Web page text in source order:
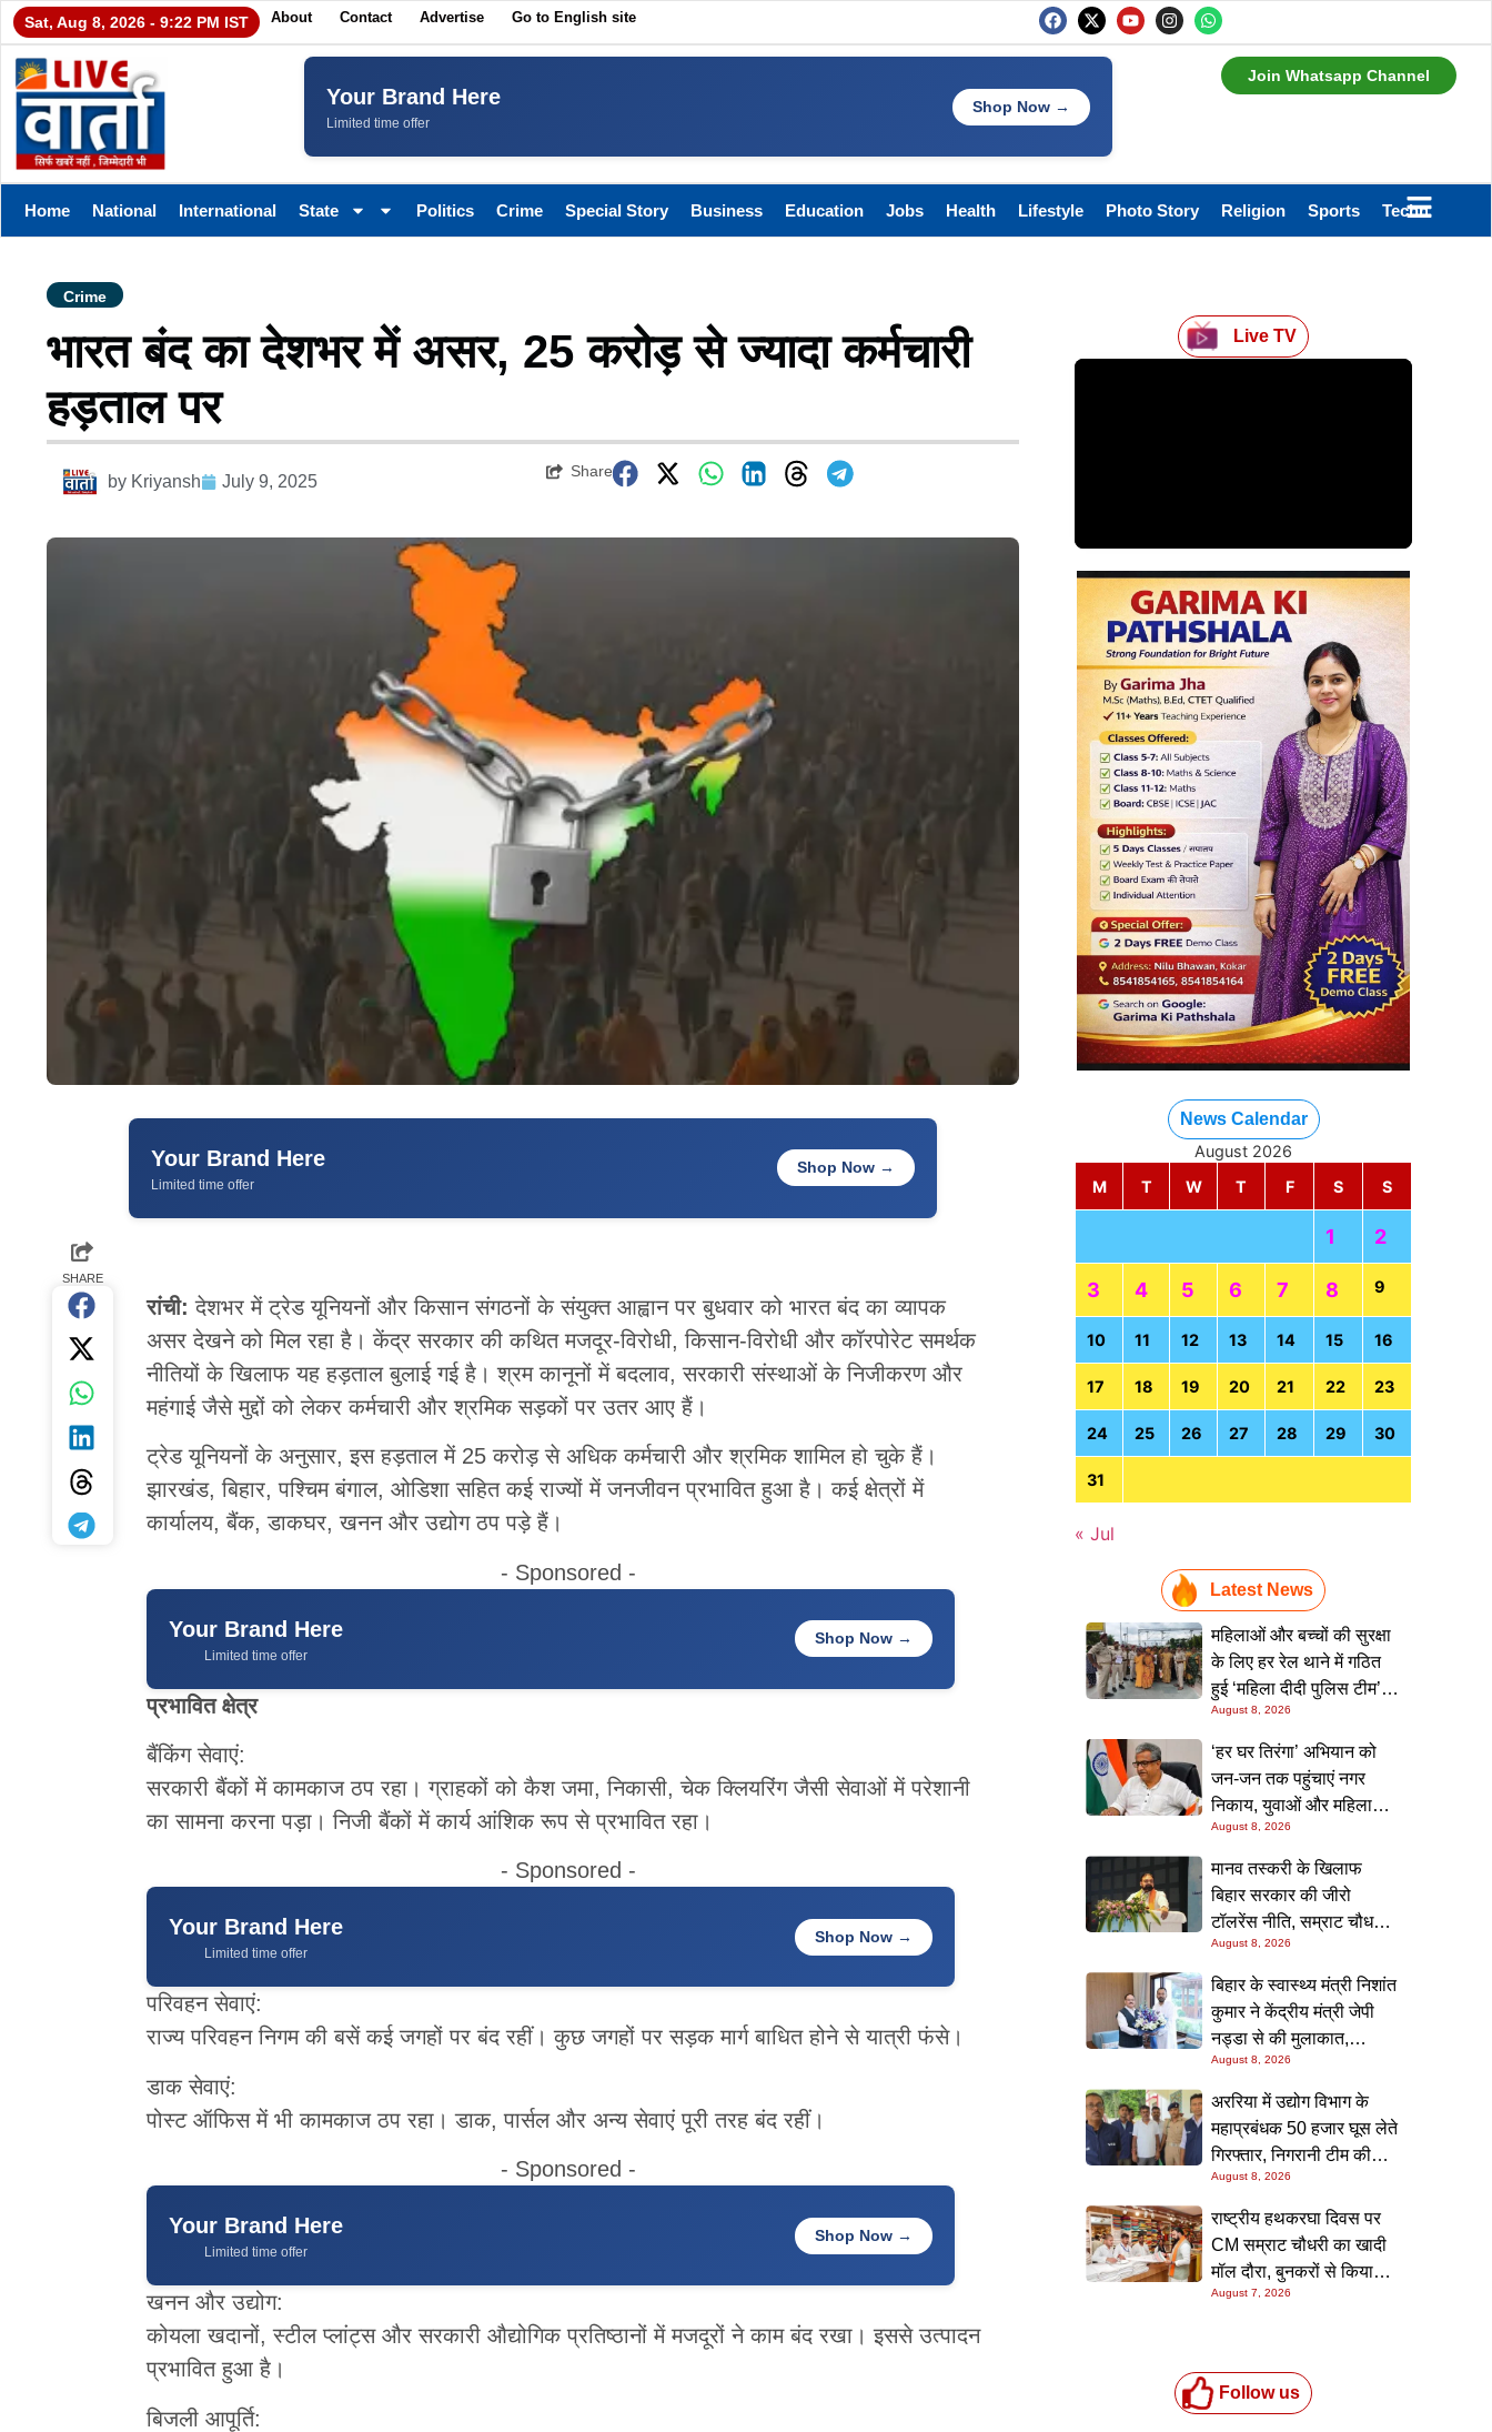
Sat, Aug 8, 2026 - 9:22 PM IST About Contact Advertise Go to English site
Your Brand Here
Limited time offer
Shop Now →
Join Whatsapp Channel
Home National International State Politics Crime Special Story Business Education Jobs Health Lifestyle Photo Story Religion Sports Technology
Crime
भारत बंद का देशभर में असर, 25 करोड़ से ज्यादा कर्मचारी
हड़ताल पर
by Kriyansh July 9, 2025
Share
Your Brand Here
Limited time offer
Shop Now →
SHARE
रांची: देशभर में ट्रेड यूनियनों और किसान संगठनों के संयुक्त आह्वान पर बुधवार को भारत बंद का व्यापक
असर देखने को मिल रहा है। केंद्र सरकार की कथित मजदूर-विरोधी, किसान-विरोधी और कॉरपोरेट समर्थक
नीतियों के खिलाफ यह हड़ताल बुलाई गई है। श्रम कानूनों में बदलाव, सरकारी संस्थाओं के निजीकरण और
महंगाई जैसे मुद्दों को लेकर कर्मचारी और श्रमिक सड़कों पर उतर आए हैं।
ट्रेड यूनियनों के अनुसार, इस हड़ताल में 25 करोड़ से अधिक कर्मचारी और श्रमिक शामिल हो चुके हैं।
झारखंड, बिहार, पश्चिम बंगाल, ओडिशा सहित कई राज्यों में जनजीवन प्रभावित हुआ है। कई क्षेत्रों में
कार्यालय, बैंक, डाकघर, खनन और उद्योग ठप पड़े हैं।
- Sponsored -
Your Brand Here
Limited time offer
Shop Now →
प्रभावित क्षेत्र
बैंकिंग सेवाएं:
सरकारी बैंकों में कामकाज ठप रहा। ग्राहकों को कैश जमा, निकासी, चेक क्लियरिंग जैसी सेवाओं में परेशानी
का सामना करना पड़ा। निजी बैंकों में कार्य आंशिक रूप से प्रभावित रहा।
- Sponsored -
Your Brand Here
Limited time offer
Shop Now →
परिवहन सेवाएं:
राज्य परिवहन निगम की बसें कई जगहों पर बंद रहीं। कुछ जगहों पर सड़क मार्ग बाधित होने से यात्री फंसे।
डाक सेवाएं:
पोस्ट ऑफिस में भी कामकाज ठप रहा। डाक, पार्सल और अन्य सेवाएं पूरी तरह बंद रहीं।
- Sponsored -
Your Brand Here
Limited time offer
Shop Now →
खनन और उद्योग:
कोयला खदानों, स्टील प्लांट्स और सरकारी औद्योगिक प्रतिष्ठानों में मजदूरों ने काम बंद रखा। इससे उत्पादन
प्रभावित हुआ है।
बिजली आपूर्ति:
Live TV
News Calendar
August 2026
M
T W T F S S
1 2
3 4 5 6 7 8 9
10 11 12 13 14 15 16
17 18 19 20 21 22 23
24 25 26 27 28 29 30
31
« Jul
Latest News
महिलाओं और बच्चों की सुरक्षा
के लिए हर रेल थाने में गठित
हुई ‘महिला दीदी पुलिस टीम’,
स्कूलों में जाकर किया जागरूक
August 8, 2026
‘हर घर तिरंगा’ अभियान को
जन-जन तक पहुंचाएं नगर
निकाय, युवाओं और महिलाओं
की भागीदारी सुनिश्चित करने
का निर्देश: नीतीश मिश्रा
August 8, 2026
मानव तस्करी के खिलाफ
बिहार सरकार की जीरो
टॉलरेंस नीति, सम्राट चौधरी ने
सम्मेलन में दोहराई प्रतिबद्धता
August 8, 2026
बिहार के स्वास्थ्य मंत्री निशांत
कुमार ने केंद्रीय मंत्री जेपी
नड्डा से की मुलाकात,
स्वास्थ्य क्षेत्र के विकास पर
चर्चा
August 8, 2026
अररिया में उद्योग विभाग के
महाप्रबंधक 50 हजार घूस लेते
गिरफ्तार, निगरानी टीम की
छापेमारी; आवास से बरामद हुई
रिश्वत की रकम
August 8, 2026
राष्ट्रीय हथकरघा दिवस पर
CM सम्राट चौधरी का खादी
मॉल दौरा, बुनकरों से किया
संवाद और स्वदेशी उत्पादों को
August 7, 2026
Follow us